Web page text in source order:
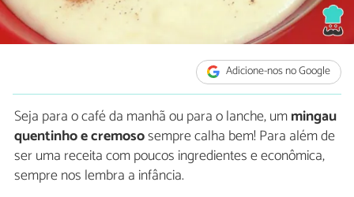
Adicione-nos no Google
Seja para o café da manhã ou para o lanche, ummingau
quentinho e cremososempre calha bem! Para além de
ser uma receita com poucos ingredientes e econômica,
sempre nos lembra a infância.